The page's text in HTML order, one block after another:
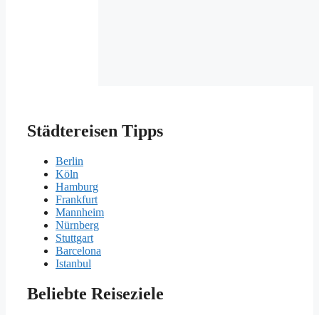
Städtereisen Tipps
Berlin
Köln
Hamburg
Frankfurt
Mannheim
Nürnberg
Stuttgart
Barcelona
Istanbul
Beliebte Reiseziele